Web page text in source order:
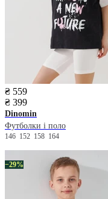
₴ 559
₴ 399
Dinomin
Футболки і поло
146 152 158 164
−29%